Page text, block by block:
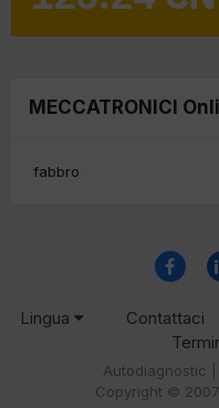
MECCATRONICI
fabbro
Lingua Contattaci
Autodiagnostic
Copyright ©